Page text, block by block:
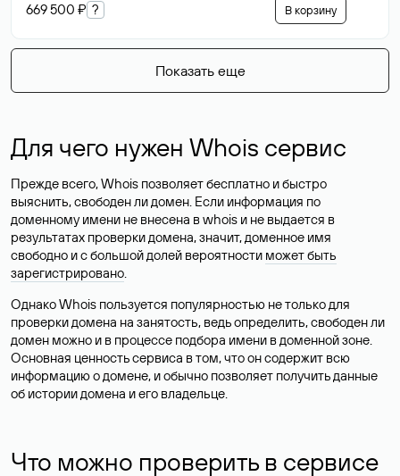
669 500 ₽ ? В корзину
Показать еще
Для чего нужен Whois сервис
Прежде всего, Whois позволяет бесплатно и быстро
выяснить, свободен ли домен. Если информация по
доменному имени не внесена в whois и не выдается в
результатах проверки домена, значит, доменное имя
свободно и с большой долей вероятности может быть
зарегистрировано.
Однако Whois пользуется популярностью не только для
проверки домена на занятость, ведь определить, свободен ли
домен можно и в процессе подбора имени в доменной зоне.
Основная ценность сервиса в том, что он содержит всю
информацию о домене, и обычно позволяет получить данные
об истории домена и его владельце.
Что можно проверить в сервисе